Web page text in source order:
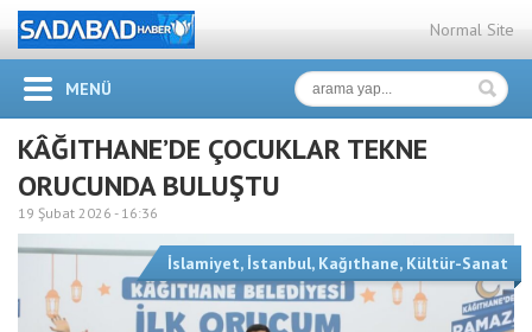
Normal Site
MENÜ
KÂĞITHANE’DE ÇOCUKLAR TEKNE
ORUCUNDA BULUŞTU
19 Şubat 2026 - 16:36
İslamiyet, İstanbul, Kağıthane, Kültür-Sanat